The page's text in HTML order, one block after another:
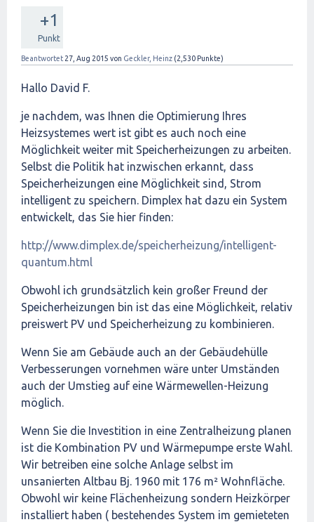
+1
Punkt
Beantwortet 27, Aug 2015 von Geckler, Heinz (2,530 Punkte)
Hallo David F.
je nachdem, was Ihnen die Optimierung Ihres
Heizsystemes wert ist gibt es auch noch eine
Möglichkeit weiter mit Speicherheizungen zu arbeiten.
Selbst die Politik hat inzwischen erkannt, dass
Speicherheizungen eine Möglichkeit sind, Strom
intelligent zu speichern. Dimplex hat dazu ein System
entwickelt, das Sie hier finden:
http://www.dimplex.de/speicherheizung/intelligent-
quantum.html
Obwohl ich grundsätzlich kein großer Freund der
Speicherheizungen bin ist das eine Möglichkeit, relativ
preiswert PV und Speicherheizung zu kombinieren.
Wenn Sie am Gebäude auch an der Gebäudehülle
Verbesserungen vornehmen wäre unter Umständen
auch der Umstieg auf eine Wärmewellen-Heizung
möglich.
Wenn Sie die Investition in eine Zentralheizung planen
ist die Kombination PV und Wärmepumpe erste Wahl.
Wir betreiben eine solche Anlage selbst im
unsanierten Altbau Bj. 1960 mit 176 m² Wohnfläche.
Obwohl wir keine Flächenheizung sondern Heizkörper
installiert haben ( bestehendes System im gemieteten